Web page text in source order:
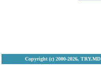
Copyright (с) 2000-2026, TRY.MD